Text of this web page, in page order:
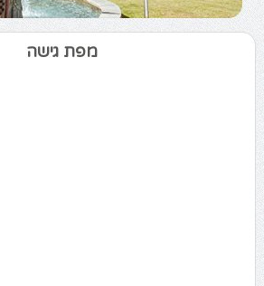
מפת גישה